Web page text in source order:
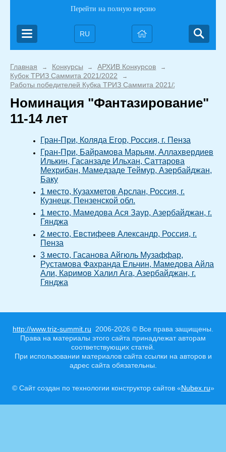
Перейти на полную версию
RU
Главная → Конкурсы → АРХИВ Конкурсов →
Кубок ТРИЗ Саммита 2021/2022 →
Работы победителей Кубка ТРИЗ Саммита 2021/2022
Номинация "Фантазирование"
11-14 лет
Гран-При, Коляда Егор, Россия, г. Пенза
Гран-При, Байрамова Марьям, Аллахвердиев
Илькин, Гасанзаде Ильхан, Саттарова
Мехрибан, Мамедзаде Теймур, Азербайджан,
Баку
1 место, Кузахметов Арслан, Россия, г.
Кузнецк, Пензенской обл.
1 место, Мамедова Ася Заур, Азербайджан, г.
Гянджа
2 место, Евстифеев Александр, Россия, г.
Пенза
3 место, Гасанова Айгюль Музаффар,
Рустамова Фахранда Ельчин, Мамедова Айла
Али, Каримов Халил Ага, Азербайджан, г.
Гянджа
http://www.triz-summit.ru 2006-2026 © Все права защищены.
Права на материалы этого сайта принадлежат авторам
соответствующих статей.
При использовании материалов сайта ссылки на авторов и
адрес сайта обязательны.
© Сайт создан по технологии конструктор сайтов «Nubex.ru»